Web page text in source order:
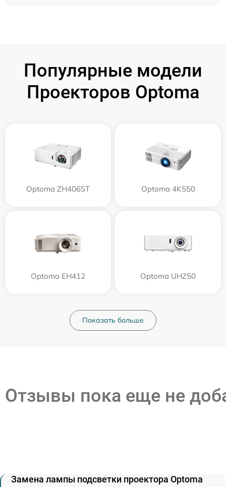
Популярные модели
Проекторов Optoma
Optoma ZH406ST Optoma 4K550
Optoma EH412 Optoma UHZ50
Показать больше
Отзывы пока еще не
Замена лампы подсветки проектора Optoma